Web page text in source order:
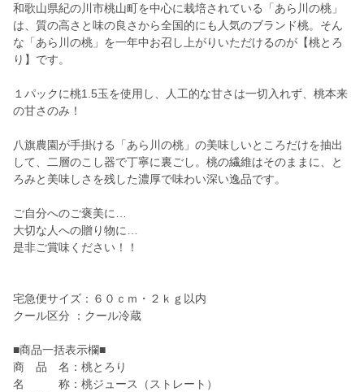
和歌山県紀の川市桃山町を中心に栽培されている「あら川の桃」
は、質の高さと味の良さから全国的にも人気のブランド桃。そん
な「あら川の桃」を一年中お召し上がりいただけるのが【桃とろ
り】です。
１パックに桃1.5玉を使用し、人工的な甘さは一切入れず、桃本来
の甘さのみ！
八旗農園が手掛ける「あら川の桃」の美味しいところだけを抽出
して、二層のこし器で丁寧に裏ごし。桃の繊維はそのままに、と
ろみと美味しさを残した濃厚で味わい深い逸品です。
ご自分へのご褒美に…
大切な人への贈り物に…
是非ご賞味ください！！
宅急便サイズ：６０ｃｍ・２ｋｇ以内
クール区分 ：クール冷蔵
■商品一括表示欄■
商 品 名：桃とろり
名 称：桃ジュース（ストレート）